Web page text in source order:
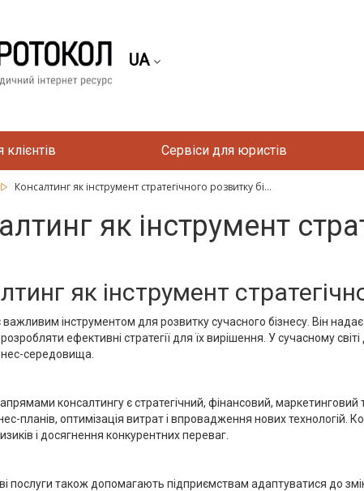
UA
Сервіси для юристів
Консалтинг як інструмент стратегічного розвитку бі...
як інструмент
як інструмент
важливим інструментом для розвитку сучасного бізнесу. Він
ефективні стратегії для їх вирішення. У сучасному
середовища.
консалтингу є стратегічний, фінансовий,
планів, оптимізація витрат і впровадження нових
і досягнення конкурентних переваг.
послуги також допомагають підприємствам адаптуватися до